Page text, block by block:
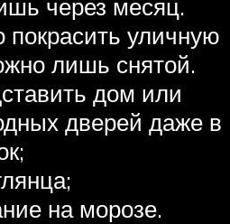
через месяц.
покрасить уличную
лишь снятой.
дом или
дверей даже в
на морозе.